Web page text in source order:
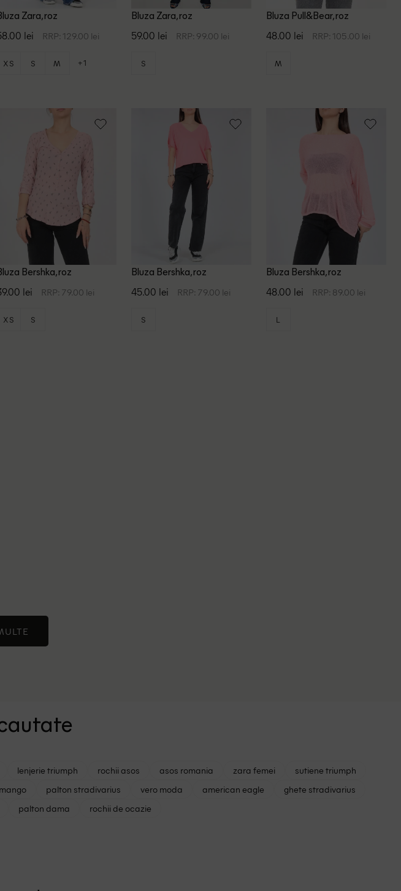
Zara, roz
lei RRP: 129.00 lei
XS S M +1
Bluza Zara, roz
59.00 lei RRP: 99.00 lei
S
Bluza Pull&Bear, roz
48.00 lei RRP: 105.00 lei
M
Bershka, roz
lei RRP: 79.00 lei
XS S
Bluza Bershka, roz
45.00 lei RRP: 79.00 lei
S
Bluza Bershka, roz
48.00 lei RRP: 89.00 lei
L
lenjerie triumph rochii asos asos romania zara femei
sutiene triumph
palton stradivarius vero moda american eagle
ghete stradivarius
palton dama rochii de ocazie